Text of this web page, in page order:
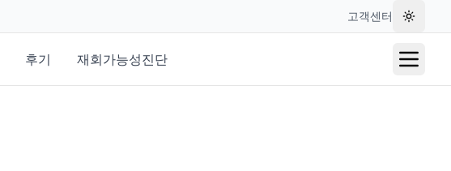
고객센터 테마 변
후기 재회가능성진단